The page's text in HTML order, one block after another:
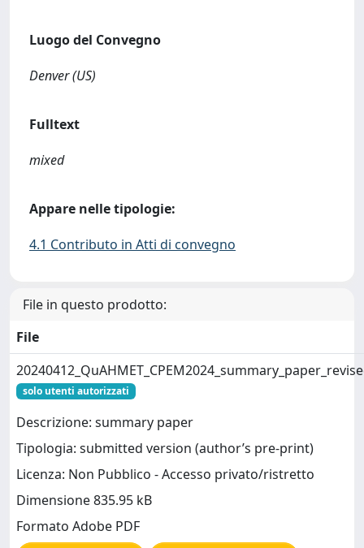
Luogo del Convegno
Denver (US)
Fulltext
mixed
Appare nelle tipologie:
4.1 Contributo in Atti di convegno
File in questo prodotto:
File
solo utenti autorizzati
Descrizione: summary paper
Tipologia: submitted version (author’s pre-print)
Licenza: Non Pubblico - Accesso privato/ristretto
Dimensione 835.95 kB
Formato Adobe PDF